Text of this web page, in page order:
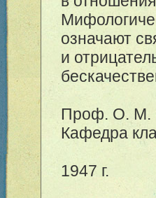
означают
и
Проф. О. М.
Кафедра
1947 г.